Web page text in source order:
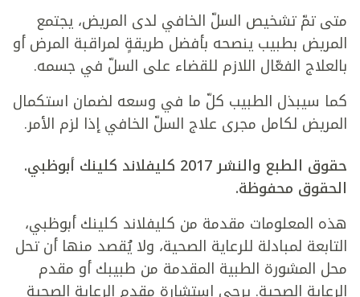
متى تمّ تشخيص السلّ الخافي لدى المريض، يجتمع
المريض بطبيب ينصحه بأفضل طريقةٍ لمراقبة المرض أو
بالعلاج الفعّال اللازم للقضاء على السلّ في جسمه.
كما سيبذل الطبيب كلّ ما في وسعه لضمان استكمال
المريض لكامل مجرى علاج السلّ الخافي إذا لزم الأمر.
حقوق الطبع والنشر 2017 كليفلاند كلينك أبوظبي.
الحقوق محفوظة.
هذه المعلومات مقدمة من كليفلاند كلينك أبوظبي،
التابعة لمبادلة للرعاية الصحية، ولا يُقصد منها أن تحل
محل المشورة الطبية المقدمة من طبيبك أو مقدم
الرعاية الصحية. يرجى استشارة مقدم الرعاية الصحية